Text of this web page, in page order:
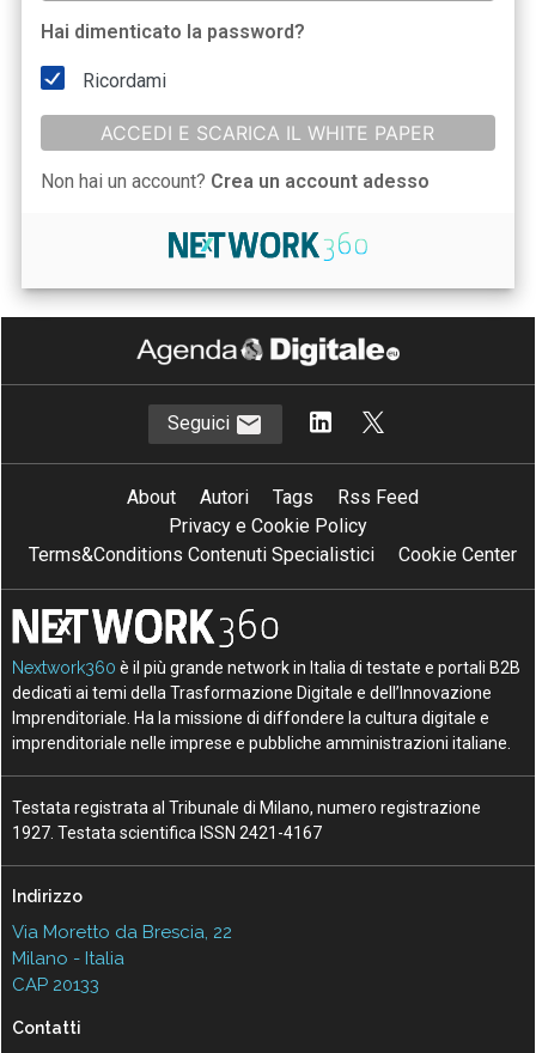
Hai dimenticato la password?
Ricordami
ACCEDI E SCARICA IL WHITE PAPER
Non hai un account? Crea un account adesso
Seguici
About Autori Tags
Rss Feed
Privacy e Cookie Policy
Terms&Conditions Contenuti Specialistici
Cookie Center
Nextwork360 è il più grande network in Italia di testate e portali B2B
dedicati ai temi della Trasformazione Digitale e dell’Innovazione
Imprenditoriale. Ha la missione di diffondere la cultura digitale e
imprenditoriale nelle imprese e pubbliche amministrazioni italiane.
Testata registrata al Tribunale di Milano, numero registrazione
1927. Testata scientifica ISSN 2421-4167
Indirizzo
Via Moretto da Brescia, 22
Milano - Italia
CAP 20133
Contatti